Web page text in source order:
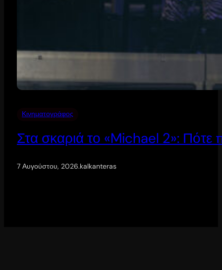
Κινηματογράφος
Στα σκαριά το «Michael 2»: Πότε
7 Αυγούστου, 2026.kalkanteras